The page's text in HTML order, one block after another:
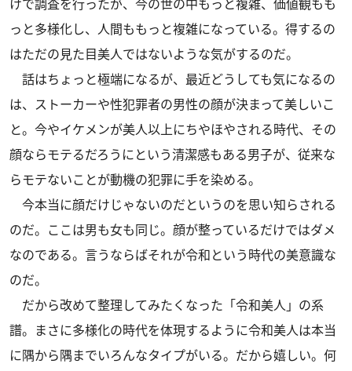
けで調査を行ったが、今の世の中もっと複雑、価値観もも
っと多様化し、人間ももっと複雑になっている。得するの
はただの見た目美人ではないような気がするのだ。
話はちょっと極端になるが、最近どうしても気になるの
は、ストーカーや性犯罪者の男性の顔が決まって美しいこ
と。今やイケメンが美人以上にちやほやされる時代、その
顔ならモテるだろうにという清潔感もある男子が、従来な
らモテないことが動機の犯罪に手を染める。
今本当に顔だけじゃないのだというのを思い知らされる
のだ。ここは男も女も同じ。顔が整っているだけではダメ
なのである。言うならばそれが令和という時代の美意識な
のだ。
だから改めて整理してみたくなった「令和美人」の系
譜。まさに多様化の時代を体現するように令和美人は本当
に隅から隅までいろんなタイプがいる。だから嬉しい。何